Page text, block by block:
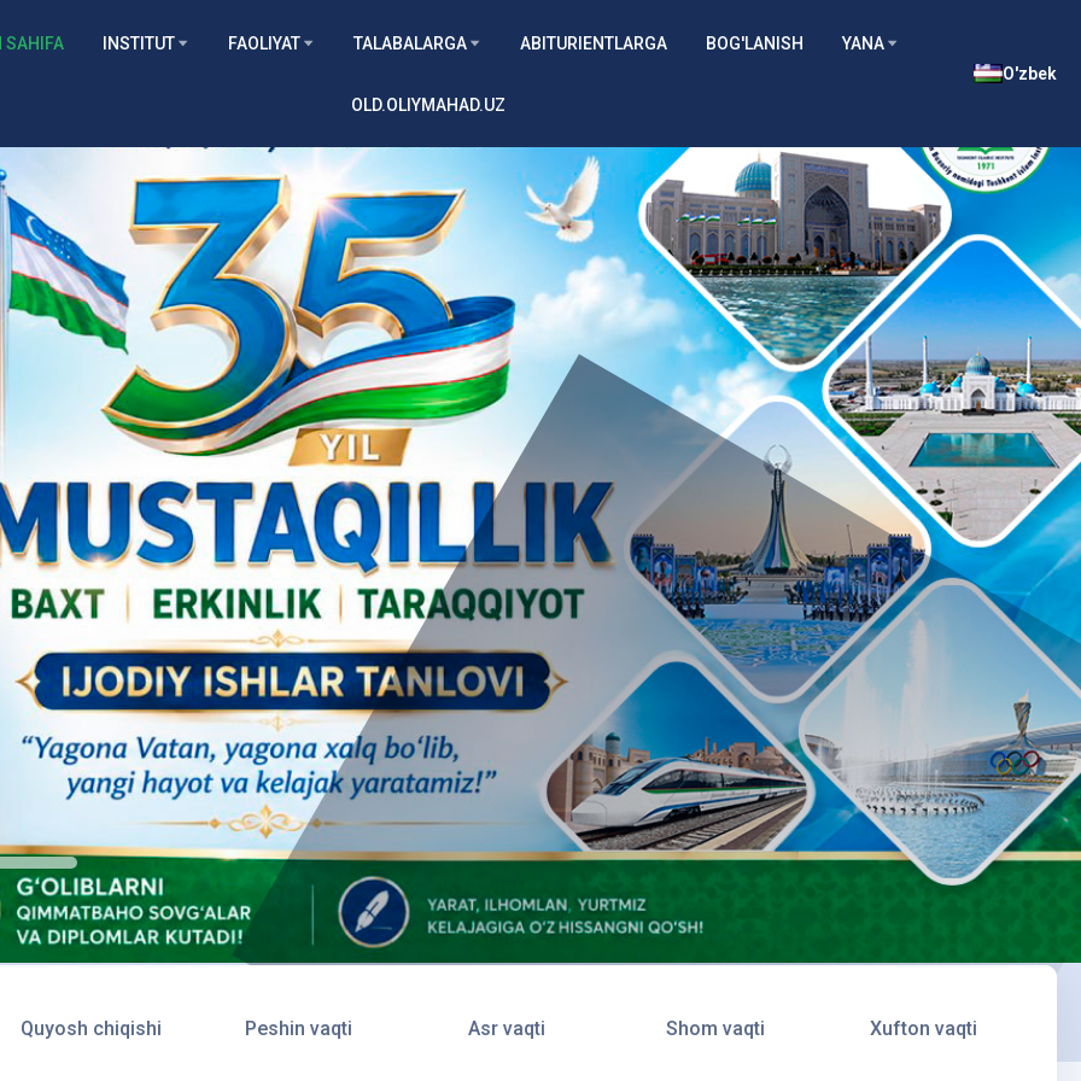
SAHIFA INSTITUT FAOLIYAT TALABALARGA ABITURIENTLARGA BOG'LANISH YANA
OLD.OLIYMAHAD.UZ
O'zbek
Quyosh chiqishi Peshin vaqti Asr vaqti Shom vaqti Xufton vaqti